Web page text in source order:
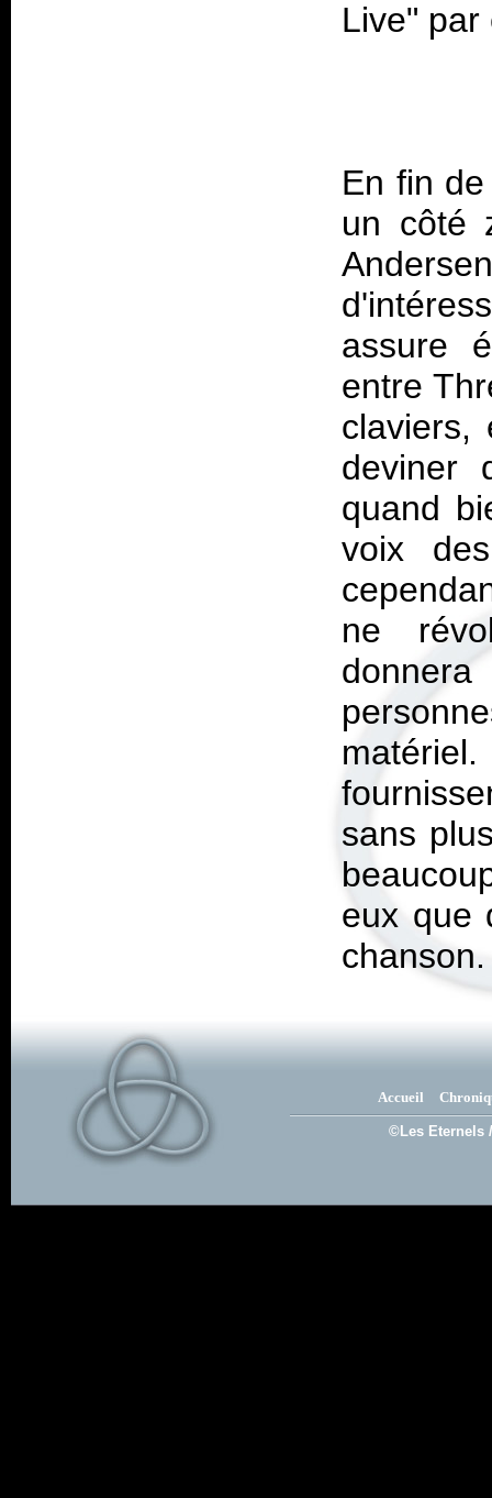
En fin
un côté
assure
entre
claviers,
deviner
quand
voix
ne
sans
eux que
Accueil
©Les Eternels